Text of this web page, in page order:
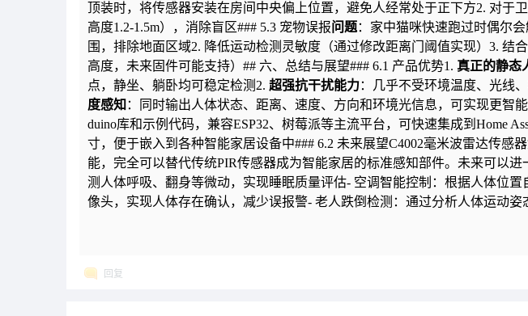
顶装时，将传感器安装在房间中央偏上位置，避免人经常处于正下方2. 对于
高度1.2-1.5m），消除盲区### 5.3 宠物误报问题：家中猫咪快速跑过时偶尔
围，排除地面区域2. 降低运动检测灵敏度（通过修改距离门阈值实现）3. 结
高度，未来固件可能支持）## 六、总结与展望### 6.1 产品优势1. 真正的静态
点，静坐、躺卧均可稳定检测2. 超强抗干扰能力：几乎不受环境温度、光线
度感知 ：同时输出人体状态、距离、速度、方向和环境光信息，可实现更智
duino库和示例代码，兼容ESP32、树莓派等主流平台，可快速集成到Home
寸，便于嵌入到各种智能家居设备中### 6.2 未来展望C4002毫米波雷达传感
能，完全可以替代传统PIR传感器成为智能家居的标准感知部件。未来可以
测人体呼吸、翻身等微动，实现睡眠质量评估- 空调智能控制：根据人体位
像头，实现人体存在确认，减少误报警- 老人跌倒检测：通过分析人体运动姿
回复